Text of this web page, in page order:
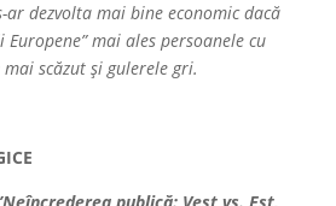
ar dezvolta mai bine economic dacă
mai ales persoanele cu
scăzut și gulerele gri.